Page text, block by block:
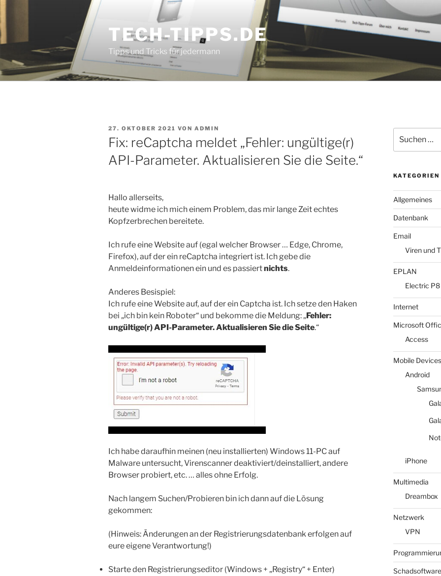
springen
TECH-TIPPS.DE
Tipps und Tricks für jedermann
VERÖFFENTLICHT
AM
27. OKTOBER 2021 VON ADMIN
Fix: reCaptcha meldet „Fehler: ungültige(r)
API-Parameter. Aktualisieren Sie die Seite.“
Hallo allerseits,
heute widme ich mich einem Problem, das mir lange Zeit echtes
Kopfzerbrechen bereitete.
Ich rufe eine Website auf (egal welcher Browser … Edge, Chrome,
Firefox), auf der ein reCaptcha integriert ist. Ich gebe die
Anmeldeinformationen ein und es passiertnichts.
Anderes Besispiel:
Ich rufe eine Website auf, auf der ein Captcha ist. Ich setze den Haken
bei „ich bin kein Roboter“ und bekomme die Meldung: „Fehler:
ungültige(r) API-Parameter. Aktualisieren Sie die Seite.“
Ich habe daraufhin meinen (neu installierten) Windows 11-PC auf
Malware untersucht, Virenscanner deaktiviert/deinstalliert, andere
Browser probiert, etc. … alles ohne Erfolg.
Nach langem Suchen/Probieren bin ich dann auf die Lösung
gekommen:
(Hinweis: Änderungen an der Registrierungsdatenbank erfolgen auf
eure eigene Verantwortung!)
Starte den Registrierungseditor (Windows + „Registry“ + Enter)
nach:
KATEGORIEN
Allgemeines
Datenbank
Email
Viren und
EPLAN
Electric P8
Internet
Microsoft
Access
Mobile Devices
Android
iPhone
Multimedia
Dreambox
Netzwerk
VPN
Schadsoftware